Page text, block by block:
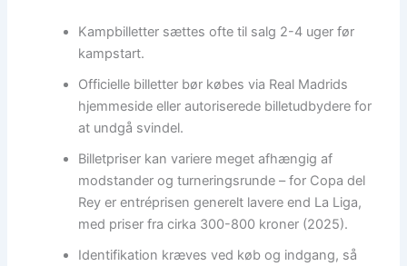
Kampbilletter sættes ofte til salg 2-4 uger før
kampstart.
Officielle billetter bør købes via Real Madrids
hjemmeside eller autoriserede billetudbydere for
at undgå svindel.
Billetpriser kan variere meget afhængig af
modstander og turneringsrunde – for Copa del
Rey er entréprisen generelt lavere end La Liga,
med priser fra cirka 300-800 kroner (2025).
Identifikation kræves ved køb og indgang, så